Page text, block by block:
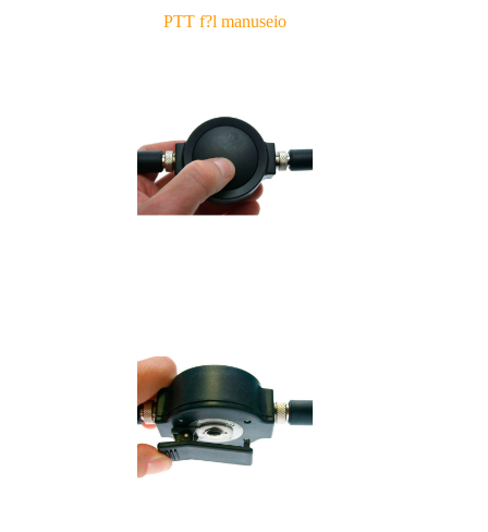
PTT f?l manuseio